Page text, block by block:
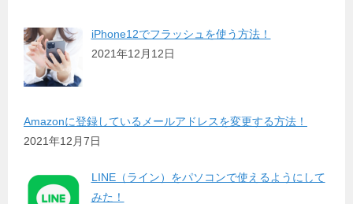
iPhone12でフラッシュを使う方法！
2021年12月12日
Amazonに登録しているメールアドレスを変更する方法！
2021年12月7日
LINE（ライン）をパソコンで使えるようにして
みた！